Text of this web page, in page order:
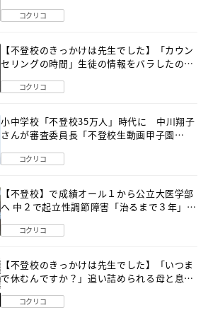
コクリコ
【不登校のきっかけは先生でした】「カウン
セリングの時間」生徒の情報をバラしたの
コクリコ
小中学校「不登校35万人」時代に 中川翔子
さんが審査委員長「不登校生動画甲子園
コクリコ
【不登校】で成績オール１から公立大医学部
へ 中２で起立性調節障害「治るまで３年」の
コクリコ
【不登校のきっかけは先生でした】「いつま
で休むんですか？」追い詰められる母と息子
コクリコ